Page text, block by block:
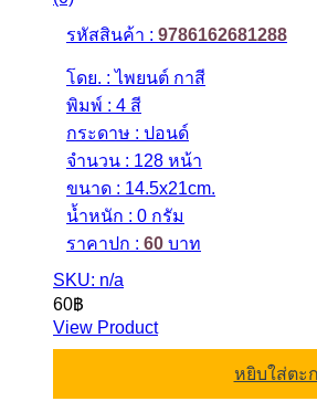
รหัสสินค้า : 9786162681288
โดย. : ไพยนต์ กาสี
พิมพ์ : 4 สี
กระดาษ : ปอนด์
จำนวน : 128 หน้า
ขนาด : 14.5x21cm.
น้ำหนัก : 0 กรัม
ราคาปก : 60 บาท
SKU: n/a
60฿
View Product
หยิบใส่ตะ